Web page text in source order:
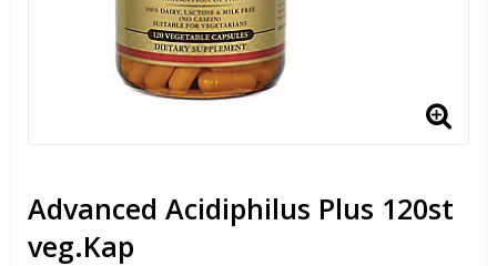
Advanced Acidiphilus Plus 120st
veg.Kap